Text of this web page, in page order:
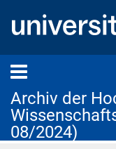
Archiv der
08/2024)